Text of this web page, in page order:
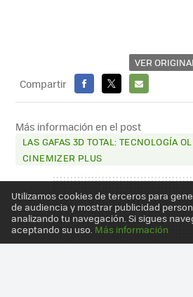
VER ORIGINAL
Compartir
FACEBOOK
X
E-
MAIL
Más información en el post
LAS GAFAS 3D TOTAL: TECNOLOGÍA
CINEMIZER PLUS
Utilizamos cookies de terceros para
de audiencia y mostrar publicidad
analizando tu navegación. Si sigues
aceptando su uso. Más información